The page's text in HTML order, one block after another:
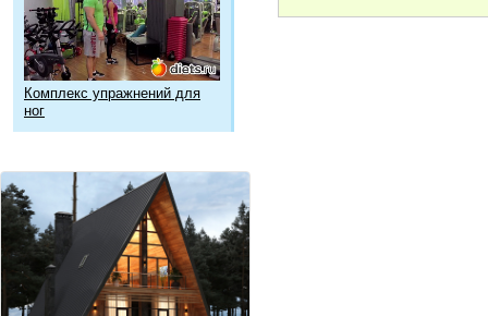
Комплекс упражнений для
ног